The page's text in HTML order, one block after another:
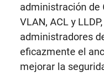
administración de
VLAN, ACL y
administradores
eficazmente el
mejorar la